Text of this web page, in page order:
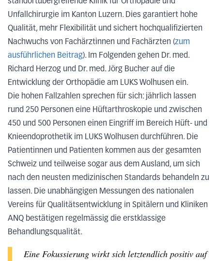
standortübergreifende Klinik für Orthopädie und
Unfallchirurgie im Kanton Luzern. Dies garantiert hohe
Qualität, mehr Flexibilität und sichert hochqualifizierten
Nachwuchs von Fachärztinnen und Fachärzten (zum
ausführlichen Beitrag). Im Folgenden gehen Dr. med.
Richard Herzog und Dr. med. Jörg Bucher auf die
Entwicklung der Orthopädie am LUKS Wolhusen ein.
Die hohen Fallzahlen sprechen für sich: jährlich lassen
rund 250 Personen eine Hüftarthroskopie und zwischen
450 und 500 Personen einen Eingriff im Bereich Hüft- und
Knieendoprothetik im LUKS Wolhusen durchführen. Die
Patientinnen und Patienten kommen aus der gesamten
Schweiz und teilweise sogar aus dem Ausland, um sich
nach den neusten medizinischen Standards behandeln zu
lassen. Die unabhängigen Messungen des nationalen
Vereins für Qualitätsentwicklung in Spitälern und Kliniken
ANQ bestätigen regelmässig die erstklassige
Behandlungsqualität.
Eine Fokussierung wirkt sich letztendlich positiv auf